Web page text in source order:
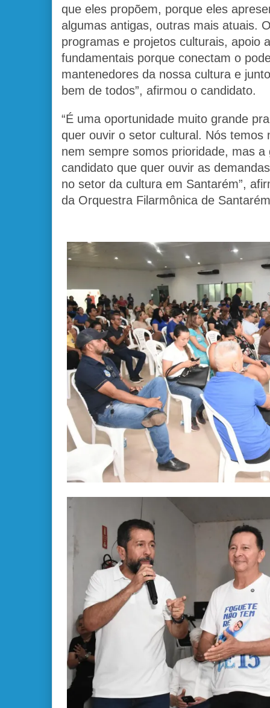
que eles propõem, porque eles
algumas antigas, outras mais atuais.
programas e projetos culturais, apoio
fundamentais porque conectam o
mantenedores da nossa cultura e
bem de todos”, afirmou o candidato.
“É uma oportunidade muito grande
quer ouvir o setor cultural. Nós temos
nem sempre somos prioridade, mas
candidato que quer ouvir as
no setor da cultura em Santarém”,
da Orquestra Filarmônica de